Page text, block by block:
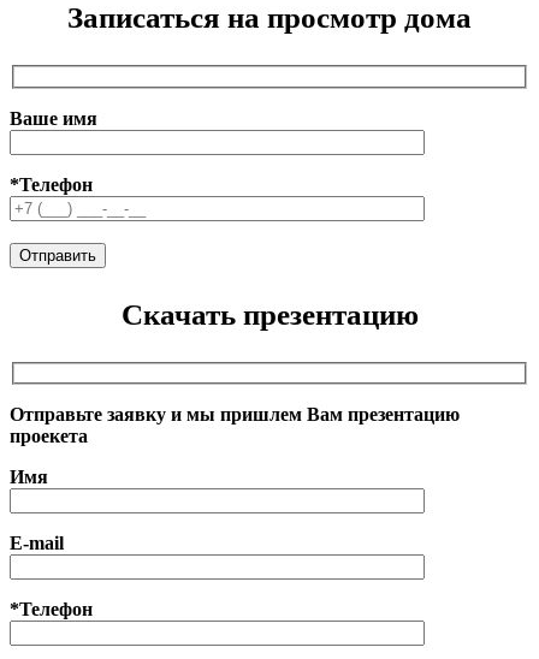
Записаться на просмотр дома
Ваше имя
*Телефон
Скачать презентацию
Отправьте заявку и мы пришлем Вам презентацию
проекета
Имя
E-mail
*Телефон